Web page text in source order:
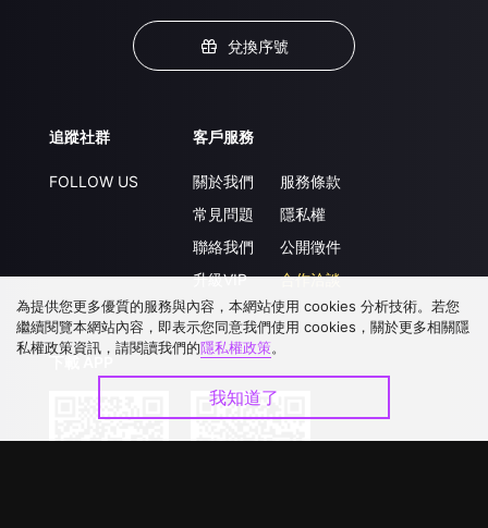
兌換序號
追蹤社群
FOLLOW US
客戶服務
關於我們
常見問題
聯絡我們
升級VIP
服務條款
隱私權
公開徵件
合作洽談
為提供您更多優質的服務與內容，本網站使用 cookies 分析技術。若您
繼續閱覽本網站內容，即表示您同意我們使用 cookies，關於更多相關隱
私權政策資訊，請閱讀我們的隱私權政策。
我知道了